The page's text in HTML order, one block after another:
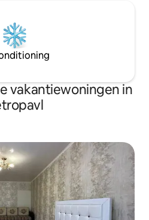
vakantiewoningen in